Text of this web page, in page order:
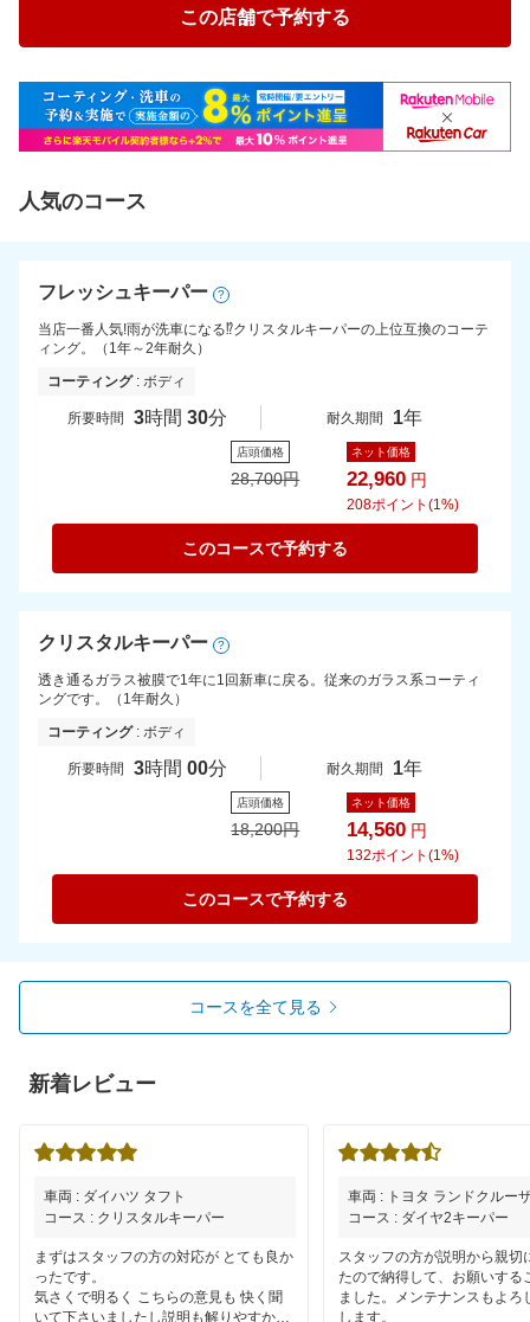
この店舗で予約する
人気のコース
フレッシュキーパー ?
当店一番人気!雨が洗車になる⁉クリスタルキーパーの上位互換のコーテ
ィング。（1年～2年耐久）
コーティング: ボディ
所要時間 3時間 30分 耐久期間 1年
店頭価格
28,700円
ネット価格
22,960 円
208ポイント(1%)
このコースで予約する
クリスタルキーパー ?
透き通るガラス被膜で1年に1回新車に戻る。従来のガラス系コーティ
ングです。（1年耐久）
コーティング: ボディ
所要時間 3時間 00分 耐久期間 1年
店頭価格
18,200円
ネット価格
14,560 円
132ポイント(1%)
このコースで予約する
コースを全て見る
新着レビュー
車両 : ダイハツ タフト
コース : クリスタルキーパー
まずはスタッフの方の対応が とても良か
ったです。
気さくで明るく こちらの意見も 快く聞
いて下さいましたし説明も解りやすかっ
車両 : トヨタ ランドクルー
コース : ダイヤ2キーパー
スタッフの方が説明から親切
たので納得して、お願いする
ました。メンテナンスもよろ
します。